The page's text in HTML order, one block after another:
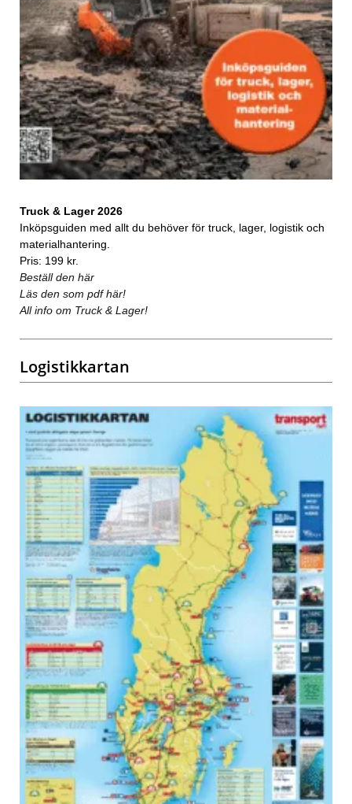
Truck & Lager 2026
Inköpsguiden med allt du behöver för truck, lager, logistik och
materialhantering.
Pris: 199 kr.
Beställ den här
Läs den som pdf här!
All info om Truck & Lager!
Logistikkartan